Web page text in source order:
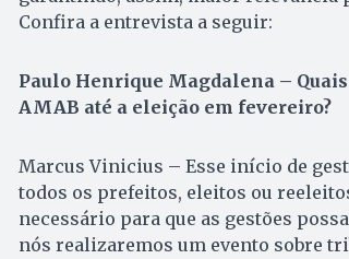
Confira a entrevista a seguir:
Paulo Henrique Magdalena –
AMAB até a eleição em fevereiro?
Marcus Vinicius – Esse início de
todos os prefeitos, eleitos ou
necessário para que as gestões
nós realizaremos um evento sobre